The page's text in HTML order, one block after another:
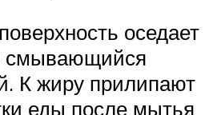
оседает
смывающийся
К жиру прилипают
еды после мытья